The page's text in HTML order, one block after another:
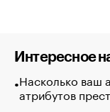
Интересное
Насколько ваш
атрибутов